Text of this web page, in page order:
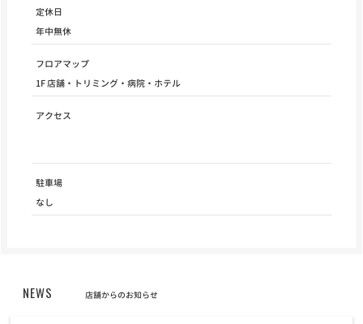
定休日
年中無休
フロアマップ
1F 店舗・トリミング・病院・ホテル
アクセス
駐車場
なし
NEWS 店舗からのお知らせ